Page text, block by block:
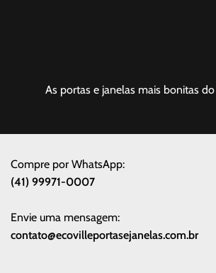
As portas e janelas mais bonitas
Compre por WhatsApp:
(41) 99971-0007
Envie uma mensagem:
contato@ecovilleportasejanelas.com.br